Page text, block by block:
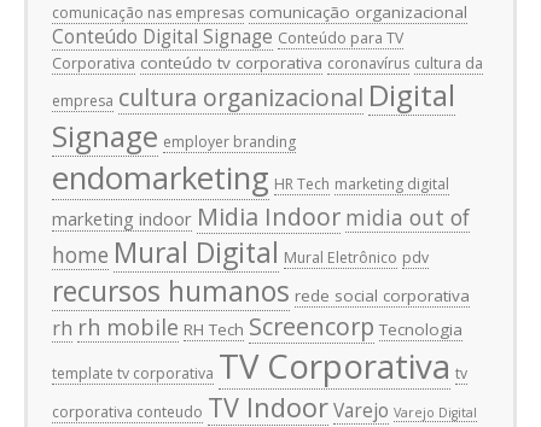
comunicação nas empresas comunicação organizacional
Conteúdo Digital Signage Conteúdo para TV
Corporativa conteúdo tv corporativa coronavírus cultura da
empresa cultura organizacional Digital
Signage employer branding
endomarketing HR Tech marketing digital
marketing indoor Midia Indoor midia out of
home Mural Digital Mural Eletrônico pdv
recursos humanos rede social corporativa
rh rh mobile RH Tech Screencorp Tecnologia
template tv corporativa TV Corporativa tv
corporativa conteudo TV IndoorVarejo Varejo Digital